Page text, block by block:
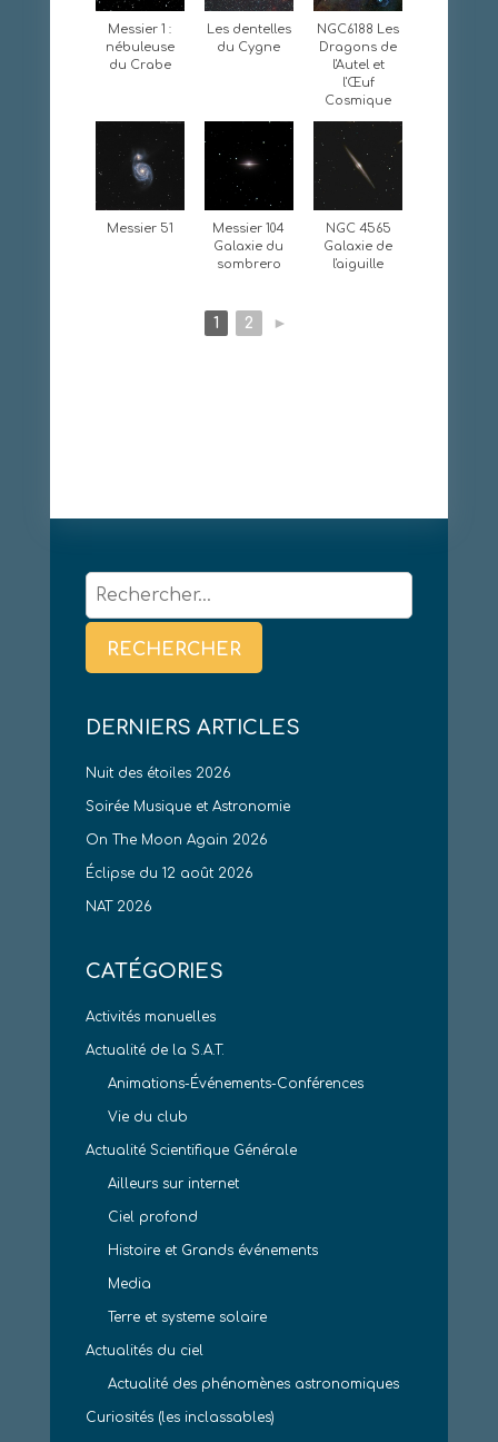
Messier 1 :
nébuleuse
du Crabe
Les dentelles
du Cygne
NGC6188 Les
Dragons de
l'Autel et
l'Œuf
Cosmique
Messier 51
Messier 104
Galaxie du
sombrero
NGC 4565
Galaxie de
l'aiguille
1 2 ►
Rechercher :
DERNIERS ARTICLES
Nuit des étoiles 2026
Soirée Musique et Astronomie
On The Moon Again 2026
Éclipse du 12 août 2026
NAT 2026
CATÉGORIES
Activités manuelles
Actualité de la S.A.T.
Animations-Événements-Conférences
Vie du club
Actualité Scientifique Générale
Ailleurs sur internet
Ciel profond
Histoire et Grands événements
Media
Terre et systeme solaire
Actualités du ciel
Actualité des phénomènes astronomiques
Curiosités (les inclassables)